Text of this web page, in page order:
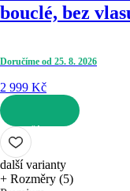
bouclé, bez
Doručíme od 25. 8. 2026
2 999 Kč
DO KOŠÍKU
další varianty
+ Rozměry (5)